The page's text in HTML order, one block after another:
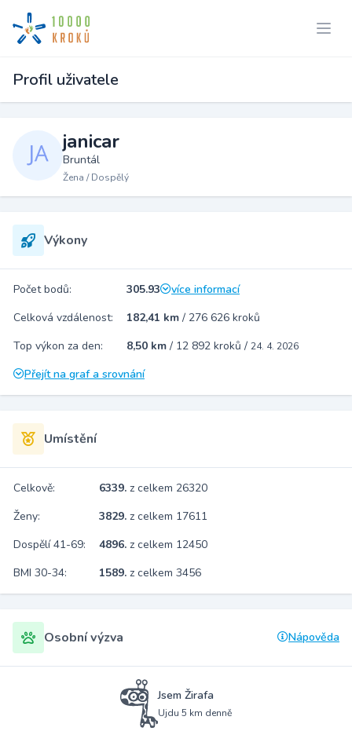
Profil uživatele
janicar
Bruntál
Žena / Dospělý
Výkony
Počet bodů: 305.93
více informací
Celková vzdálenost:
182,41 km / 276 626 kroků
Top výkon za den:
8,50 km / 12 892 kroků / 24. 4. 2026
Přejít na graf a srovnání
Umístění
Celkově: 6339. z celkem 26320
Ženy:
3829. z celkem 17611
Dospělí 41-69:
4896. z celkem 12450
BMI 30-34:
1589. z celkem 3456
Osobní výzva Nápověda
Jsem Žirafa
Ujdu 5 km denně